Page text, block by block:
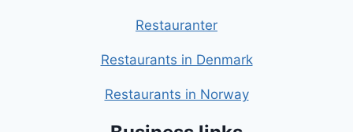
Restauranter
Restaurants in Denmark
Restaurants in Norway